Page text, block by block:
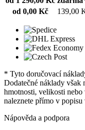
od 0,00 Kč
139,00
* Tyto doručovací
Dodatečné náklady však
hmotnosti, velikosti
naleznete přímo v
Nápověda a podpora